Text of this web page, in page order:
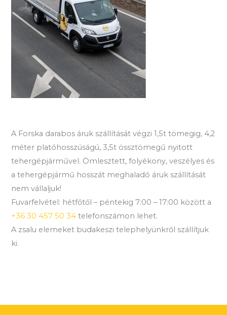
A Forska darabos áruk szállítását végzi 1,5t tömegig, 4,2
méter platóhosszúságú, 3,5t össztömegű nyitott
tehergépjárművel. Ömlesztett, folyékony, veszélyes és
a tehergépjármű hosszát meghaladó áruk szállítását
nem vállaljuk!
Fuvarfelvétel: hétfőtől – péntekig 7:00 – 17:00 között a
+36 30 457 50 34 telefonszámon lehet.
A zsalu elemeket budakeszi telephelyünkről szállítjuk
ki.